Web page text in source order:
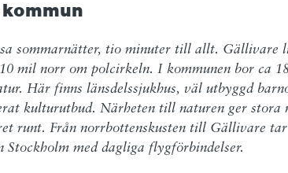
sommarnätter, tio minuter till allt. Gällivare
10 mil norr om polcirkeln. I kommunen bor ca
Här finns länsdelssjukhus, väl utbyggd
kulturutbud. Närheten till naturen ger
runt. Från norrbottenskusten till Gällivare
med dagliga flygförbindelser.